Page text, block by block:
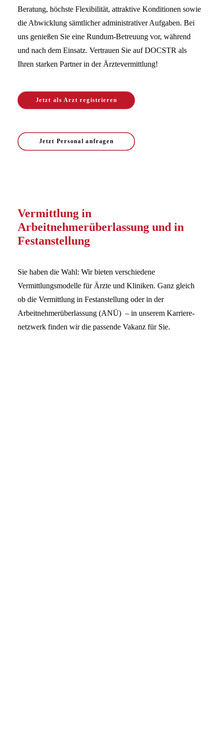
Beratung, höchste Flexibilität, attraktive Konditionen sowie
die Abwicklung sämtlicher administrativer Aufgaben. Bei
uns genießen Sie eine Rundum-Betreuung vor, während
und nach dem Einsatz. Vertrauen Sie auf DOCSTR als
Ihren starken Partner in der Ärztevermittlung!
Jetzt als Arzt registrieren
Jetzt Personal anfragen
Vermittlung in
Arbeitnehmerüberlassung und in
Festanstellung
Sie haben die Wahl: Wir bieten verschiedene
Vermittlungsmodelle für Ärzte und Kliniken. Ganz gleich
ob die Vermittlung in Festanstellung oder in der
Arbeitnehmerüberlassung (ANÜ) – in unserem Karriere­
netz­werk finden wir die passende Vakanz für Sie.